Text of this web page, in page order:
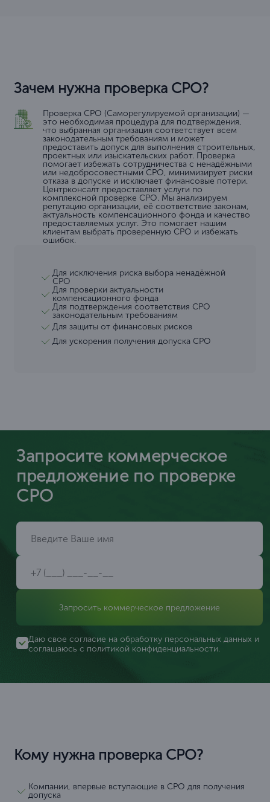
Зачем нужна проверка СРО?
Проверка СРО (Саморегулируемой организации) —
это необходимая процедура для подтверждения,
что выбранная организация соответствует всем
законодательным требованиям и может
предоставить допуск для выполнения строительных,
проектных или изыскательских работ. Проверка
помогает избежать сотрудничества с ненадёжными
или недобросовестными СРО, минимизирует риски
отказа в допуске и исключает финансовые потери.
Центрконсалт предоставляет услуги по
комплексной проверке СРО. Мы анализируем
репутацию организации, её соответствие законам,
актуальность компенсационного фонда и качество
предоставляемых услуг. Это помогает нашим
клиентам выбрать проверенную СРО и избежать
ошибок.
Для исключения риска выбора ненадёжной
СРО
Для проверки актуальности
компенсационного фонда
Для подтверждения соответствия СРО
законодательным требованиям
Для защиты от финансовых рисков
Для ускорения получения допуска СРО
Запросите коммерческое
предложение по проверке
СРО
Запросить коммерческое предложение
Даю свое согласие на обработку персональных данных и
соглашаюсь с политикой конфиденциальности.
Кому нужна проверка СРО?
Компании, впервые вступающие в СРО для получения
допуска